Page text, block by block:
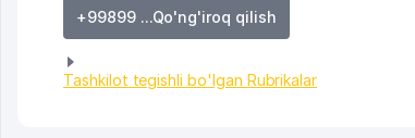
+99899 ...Qo'ng'iroq qilish
Tashkilot tegishli bo'lgan Rubrikalar